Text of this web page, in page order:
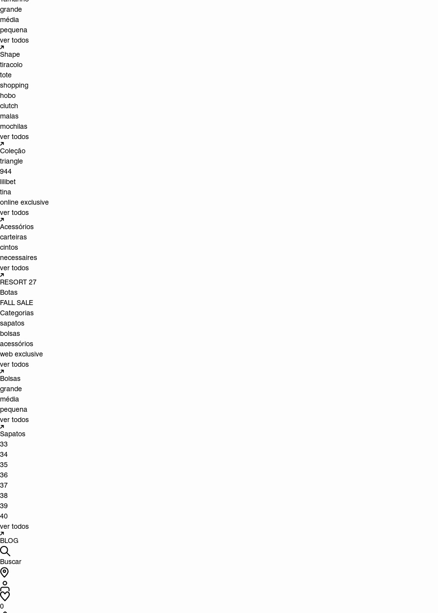
grande
média
pequena
ver todos
Shape
tiracolo
tote
shopping
hobo
clutch
malas
mochilas
ver todos
Coleção
triangle
944
lilibet
tina
online exclusive
ver todos
Acessórios
carteiras
cintos
necessaires
ver todos
RESORT 27
Botas
FALL SALE
Categorias
sapatos
bolsas
acessórios
web exclusive
ver todos
Bolsas
grande
média
pequena
ver todos
Sapatos
33
34
35
36
37
38
39
40
ver todos
BLOG
Buscar
0